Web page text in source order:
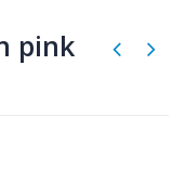
pink